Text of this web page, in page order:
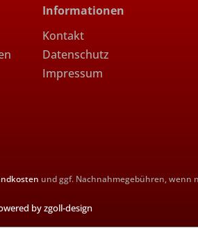
Informationen
Kontakt
Datenschutz
Impressum
und ggf. Nachnahmegebühren, wenn
by zgoll-design